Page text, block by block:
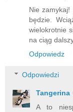
Nie
będzie.
wielokrotnie
na ciąg
Odpowiedz
Odpowiedzi
Tangerina
A to